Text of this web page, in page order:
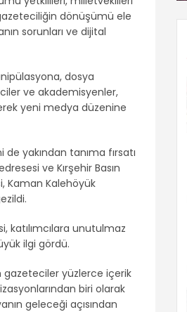
dönüşümü ele
sorunları ve dijital
dosya
ve akademisyenler,
yeni medya düzenine
yakından tanıma fırsatı
ve Kırşehir Basın
Kaman Kalehöyük
katılımcılara unutulmaz
ilgi gördü.
gazeteciler yüzlerce içerik
biri olarak
geleceği açısından